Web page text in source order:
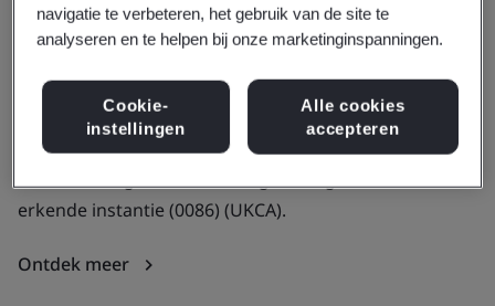
Ontdek meer
erkende instantie (0086) (UKCA).
Ontdek meer
navigatie te verbeteren, het gebruik van de site te
analyseren en te helpen bij onze marketinginspanningen.
Cookie-
instellingen
Alle cookies
accepteren